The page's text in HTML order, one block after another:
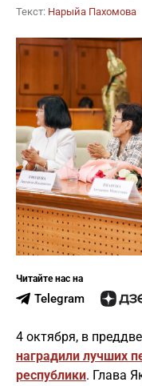
Текст: Нарыйа Пахомова
Читайте нас на
Telegram
4 октября, в
наградили лучших
республики. Глава